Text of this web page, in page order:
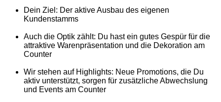
Dein Ziel: Der aktive Ausbau des eigenen
Kundenstamms
Auch die Optik zählt: Du hast ein gutes Gespür für die
attraktive Warenpräsentation und die Dekoration am
Counter
Wir stehen auf Highlights: Neue Promotions, die Du
aktiv unterstützt, sorgen für zusätzliche Abwechslung
und Events am Counter